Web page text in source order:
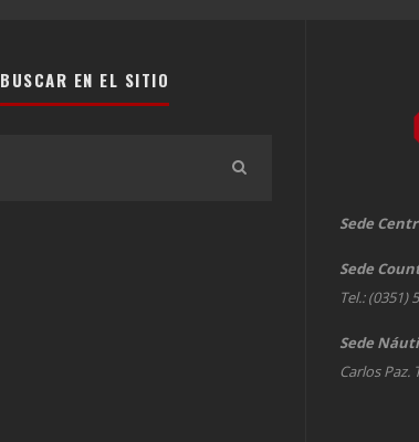
BUSCAR EN EL SITIO
Sede
Sede
Tel.: (0351)
Sede
Carlos Paz.